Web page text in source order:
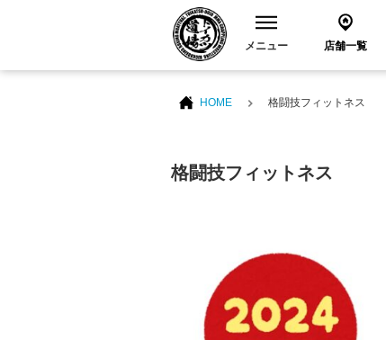
メニュー 店舗一覧
HOME 格闘技フィットネス
格闘技フィットネス